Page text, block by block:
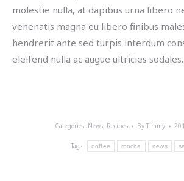
molestie nulla, at dapibus urna libero
venenatis magna eu libero finibus
hendrerit ante sed turpis interdum
eleifend nulla ac augue ultricies sodales.
Categories: News, Recipes By Timmy
Tags: coffee mocha news